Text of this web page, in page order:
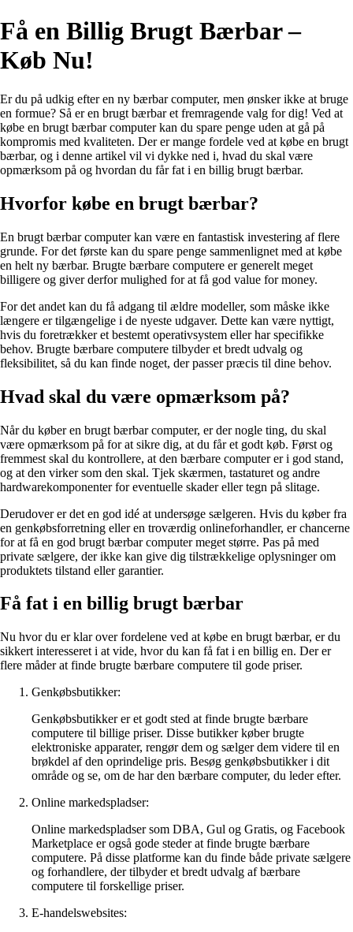
Få en Billig Brugt Bærbar –
Køb Nu!
Er du på udkig efter en ny bærbar computer, men ønsker ikke at bruge
en formue? Så er en brugt bærbar et fremragende valg for dig! Ved at
købe en brugt bærbar computer kan du spare penge uden at gå på
kompromis med kvaliteten. Der er mange fordele ved at købe en brugt
bærbar, og i denne artikel vil vi dykke ned i, hvad du skal være
opmærksom på og hvordan du får fat i en billig brugt bærbar.
Hvorfor købe en brugt bærbar?
En brugt bærbar computer kan være en fantastisk investering af flere
grunde. For det første kan du spare penge sammenlignet med at købe
en helt ny bærbar. Brugte bærbare computere er generelt meget
billigere og giver derfor mulighed for at få god value for money.
For det andet kan du få adgang til ældre modeller, som måske ikke
længere er tilgængelige i de nyeste udgaver. Dette kan være nyttigt,
hvis du foretrækker et bestemt operativsystem eller har specifikke
behov. Brugte bærbare computere tilbyder et bredt udvalg og
fleksibilitet, så du kan finde noget, der passer præcis til dine behov.
Hvad skal du være opmærksom på?
Når du køber en brugt bærbar computer, er der nogle ting, du skal
være opmærksom på for at sikre dig, at du får et godt køb. Først og
fremmest skal du kontrollere, at den bærbare computer er i god stand,
og at den virker som den skal. Tjek skærmen, tastaturet og andre
hardwarekomponenter for eventuelle skader eller tegn på slitage.
Derudover er det en god idé at undersøge sælgeren. Hvis du køber fra
en genkøbsforretning eller en troværdig onlineforhandler, er chancerne
for at få en god brugt bærbar computer meget større. Pas på med
private sælgere, der ikke kan give dig tilstrækkelige oplysninger om
produktets tilstand eller garantier.
Få fat i en billig brugt bærbar
Nu hvor du er klar over fordelene ved at købe en brugt bærbar, er du
sikkert interesseret i at vide, hvor du kan få fat i en billig en. Der er
flere måder at finde brugte bærbare computere til gode priser.
Genkøbsbutikker:
Genkøbsbutikker er et godt sted at finde brugte bærbare
computere til billige priser. Disse butikker køber brugte
elektroniske apparater, rengør dem og sælger dem videre til en
brøkdel af den oprindelige pris. Besøg genkøbsbutikker i dit
område og se, om de har den bærbare computer, du leder efter.
Online markedspladser:
Online markedspladser som DBA, Gul og Gratis, og Facebook
Marketplace er også gode steder at finde brugte bærbare
computere. På disse platforme kan du finde både private sælgere
og forhandlere, der tilbyder et bredt udvalg af bærbare
computere til forskellige priser.
E-handelswebsites: